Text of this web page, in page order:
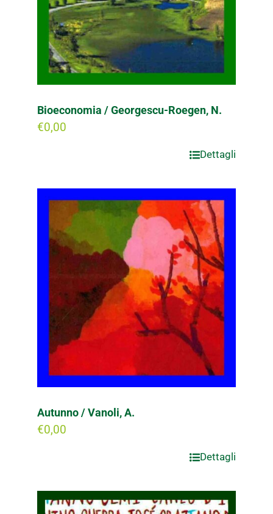
Bioeconomia / Georgescu-Roegen, N.
€0,00
Dettagli
Autunno / Vanoli, A.
€0,00
Dettagli